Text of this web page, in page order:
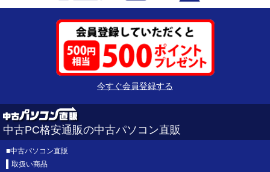
今すぐ会員登録する
中古PC格安通販の中古パソコン直販
■中古パソコン直販
取扱い商品